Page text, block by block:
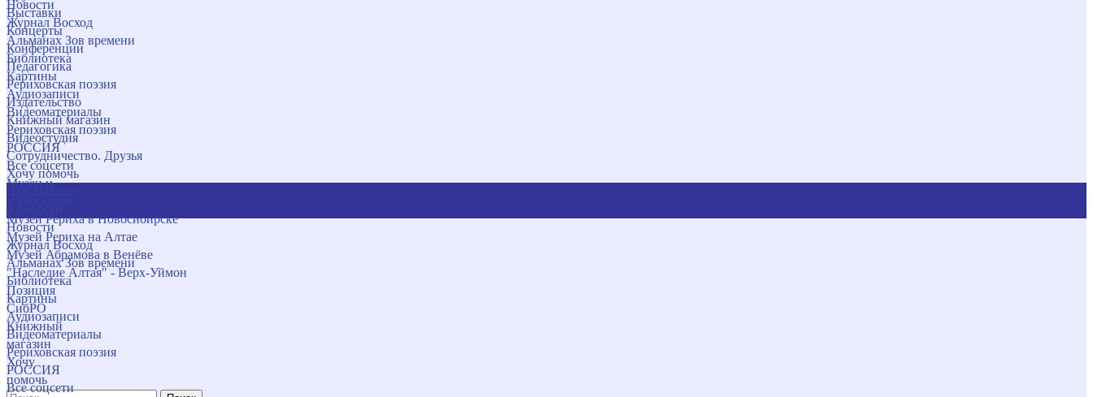
Новости
Журнал Восход
Альманах Зов времени
Библиотека
Картины
Аудиозаписи
Видеоматериалы
Рериховская поэзия
РОССИЯ
Все соцсети
Музеи и
Музей Рериха в Новосибирске
Музей Рериха на Алтае
Музей Абрамова в Венёве
"Наследие Алтая" - Верх-Уймон
Позиция
СибРО
Книжный
магазин
Хочу
помочь
Выставки
Концерты
Конференции
Педагогика
Рериховская поэзия
Издательство
Книжный магазин
Видеостудия
Сотрудничество. Друзья
Хочу помочь
Новости
Журнал Восход
Альманах Зов времени
Библиотека
Картины
Аудиозаписи
Видеоматериалы
Рериховская поэзия
РОССИЯ
Все соцсети